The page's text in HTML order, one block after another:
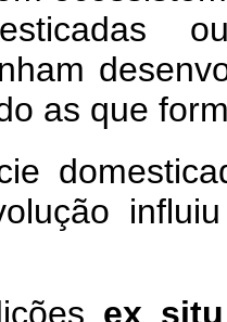
as que
ex